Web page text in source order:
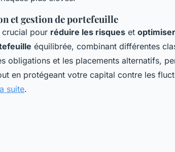
et gestion de portefeuille
crucial pour réduire les risques et
équilibrée, combinant différentes
obligations et les placements alternatifs,
en protégeant votre capital contre les
suite.